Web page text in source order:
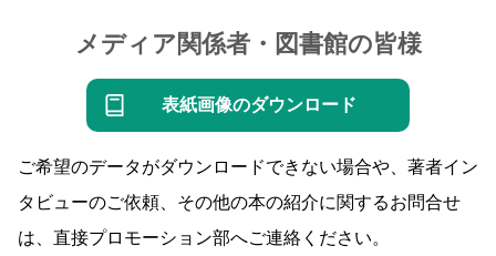
メディア関係者・図書館の皆様
表紙画像のダウンロード
ご希望のデータがダウンロードできない場合や、著者イン
タビューのご依頼、その他の本の紹介に関するお問合せ
は、直接プロモーション部へご連絡ください。